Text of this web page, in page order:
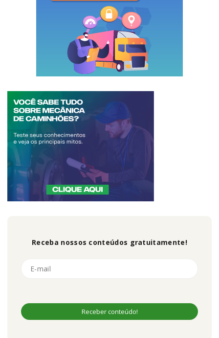
Receba nossos conteúdos gratuitamente!